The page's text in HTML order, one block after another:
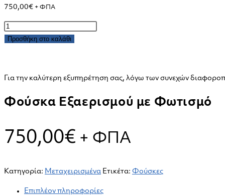
750,00€ + ΦΠΑ
Φούσκα
Εξαερισμού
ποσότητα
Προσθήκη στο καλάθι
Για την καλύτερη εξυπηρέτηση σας, λόγω των συνεχών
Φούσκα Εξαερισμού με Φωτισμό
750,00€ + ΦΠΑ
Κατηγορία: Μεταχειρισμένα Ετικέτα: Φούσκες
Επιπλέον πληροφορίες